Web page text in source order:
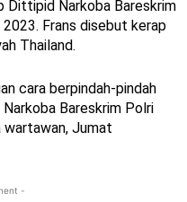
Dittipid Narkoba Bareskrim
Frans disebut kerap
Thailand.
cara berpindah-pindah
Bareskrim Polri
wartawan, Jumat
-